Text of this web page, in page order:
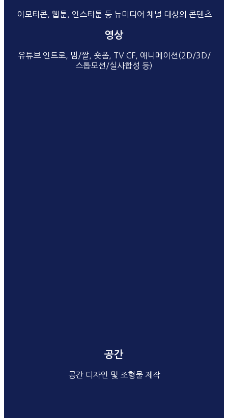
이모티콘, 웹툰, 인스타툰 등 뉴미디어 채널 대상의 콘텐츠
이모티콘
인스타툰
웹툰
모바일 앱
모바일 게임
영상
유튜브 인트로, 밈/짤, 숏폼, TV CF, 애니메이션(2D/3D/
스톱모션/실사합성 등)
공간
공간 디자인 및 조형물 제작